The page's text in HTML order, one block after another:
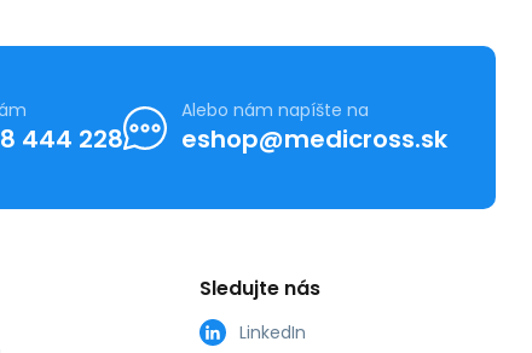
444 228
Alebo nám napíšte na
eshop@medicross.sk
Sledujte nás
LinkedIn